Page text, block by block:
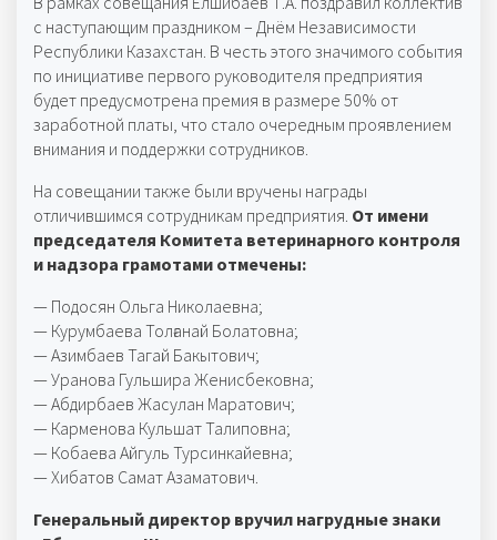
с наступающим праздником – Днём Независимости
Республики Казахстан. В честь этого значимого события
по инициативе первого руководителя предприятия
будет предусмотрена премия в размере 50% от
заработной платы, что стало очередным проявлением
внимания и поддержки сотрудников.
На совещании также были вручены награды
отличившимся сотрудникам предприятия. От имени
председателя Комитета ветеринарного контроля
и надзора грамотами отмечены:
— Подосян Ольга Николаевна;
— Курумбаева Толғанай Болатовна;
— Азимбаев Тагай Бакытович;
— Уранова Гульшира Женисбековна;
— Абдирбаев Жасулан Маратович;
— Карменова Кульшат Талиповна;
— Кобаева Айгуль Турсинкайевна;
— Хибатов Самат Азаматович.
Генеральный директор вручил нагрудные знаки